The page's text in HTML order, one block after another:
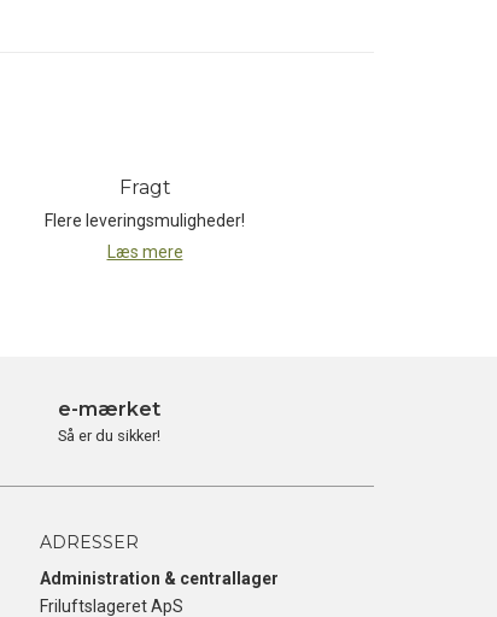
vejrsystemer i verden. Et
forenklinger af JetBoil.
Fragt
Flere leveringsmuligheder!
Læs mere
e-mærket
Så er du sikker!
ADRESSER
Administration & centrallager
Friluftslageret ApS